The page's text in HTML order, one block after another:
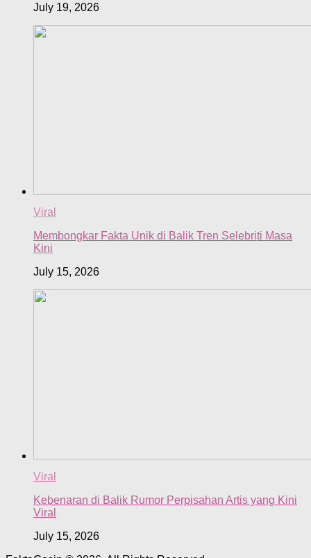
July 19, 2026
Viral
Membongkar Fakta Unik di Balik Tren Selebriti Masa
Kini
July 15, 2026
Viral
Kebenaran di Balik Rumor Perpisahan Artis yang Kini
Viral
July 15, 2026